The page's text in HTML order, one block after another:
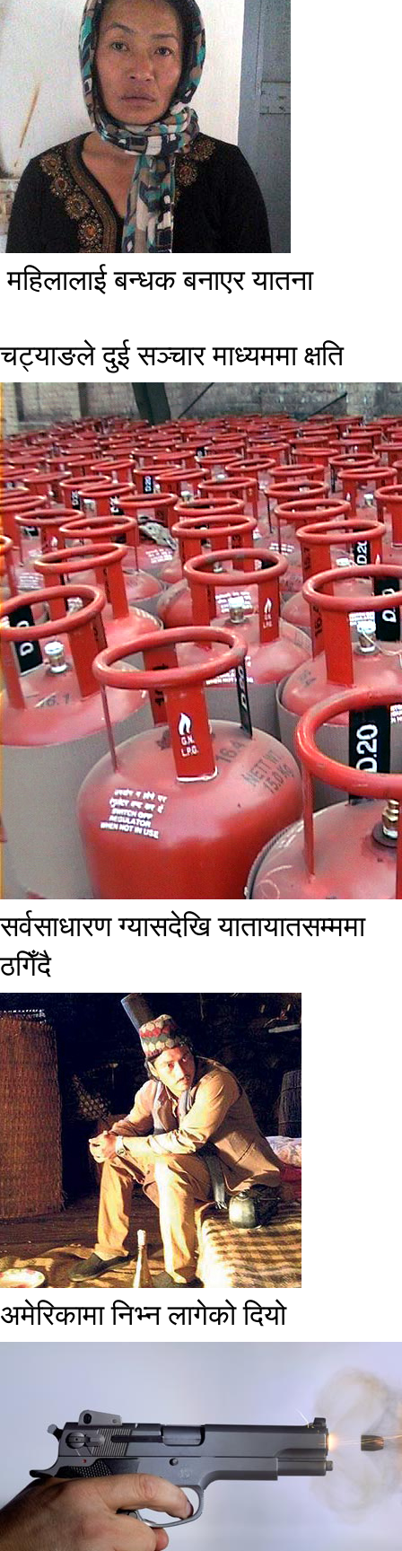
​ महिलालाई बन्धक बनाएर यातना
चट्याङले दुई सञ्चार माध्यममा क्षति
सर्वसाधारण ग्यासदेखि यातायातसम्ममा
ठगिँदै
अमेरिकामा निभ्न लागेको दियो